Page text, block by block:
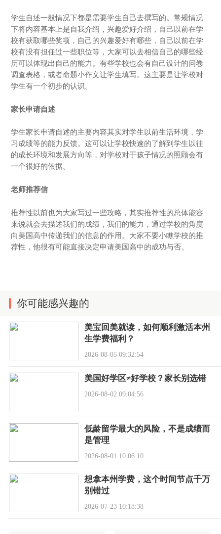
学生自述一般情况下都是需要学生自己去撰写的。常规情况
下将内容基本上是自我介绍，兴趣爱好介绍，自己以前在学
校有获取哪些奖项，自己的兴趣爱好有哪些，自己以前在学
校有没有担任过一些职位等，大家可以去相信自己的哪些经
历可以体现出自己的能力。有些学校也会有自己设计的问卷
调查表格，或者命题小作文让学生填写。这主要是让学校对
学生有一个初步的认识。
家长申请自述
学生家长申请自述的主要内容其实对学生以前生活环境，学
习成绩等的能力反馈。这可以让学校快速的了解到学生以往
的成长环境和发展方向等，对学校对于孩子情况的照顾会有
一个很好的依据。
老师推荐信
推荐性以前也为大家写过一些攻略，其实推荐性的总体能容
来说就会去描述我们的成绩，我们的能力，通过学校的角度
向美国高中传递我们的信息的作用。大家不要小瞧学校的推
荐性，他很有可能直接决定申请美国高中的成功与否。
你可能感兴趣的
美宝回美就读，如何顺利激活本州
生学费福利？
2026-08-05 09:32:54
美国好学区≠好学校？家长别选错
2026-08-02 09:04:56
低龄留学最大的风险，不是成绩而
是管理
2026-08-01 10:06:10
想拿本州学费，这个时间节点千万
别错过
2026-07-23 10:18:38